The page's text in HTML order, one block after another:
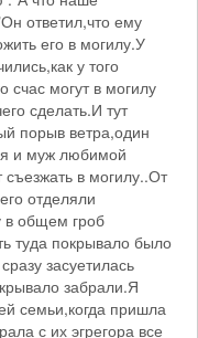
ответил,что ему
его в могилу.У
у того
счас могут в могилу
сделать.И тут
порыв ветра,один
и муж любимой
съезжать в могилу..От
отделяли
в общем гроб
туда покрывало было
засуетилась
забрали.Я
семьи,когда пришла
с их эгрегора все